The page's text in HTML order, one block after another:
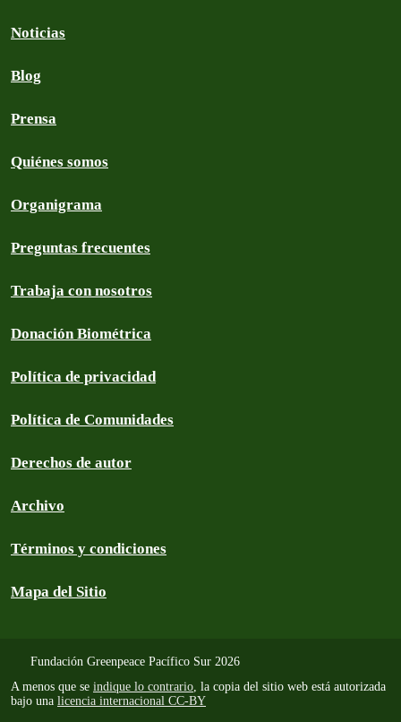
Noticias
Blog
Prensa
Quiénes somos
Organigrama
Preguntas frecuentes
Trabaja con nosotros
Donación Biométrica
Política de privacidad
Política de Comunidades
Derechos de autor
Archivo
Términos y condiciones
Mapa del Sitio
Fundación Greenpeace Pacífico Sur 2026
A menos que se indique lo contrario, la copia del sitio web está autorizada
bajo una licencia internacional CC-BY